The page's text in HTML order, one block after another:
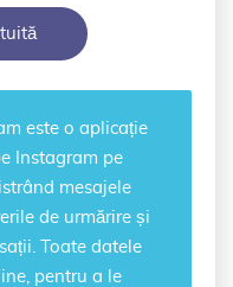
este o aplicație
Instagram pe
mesajele
de urmărire și
Toate datele
pentru a le